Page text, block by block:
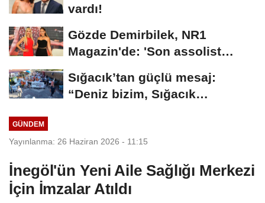
vardı!
Gözde Demirbilek, NR1
Magazin'de: 'Son assolist
Sığacık’tan güçlü mesaj:
“Deniz bizim, Sığacık
GÜNDEM
Yayınlanma: 26 Haziran 2026 - 11:15
İnegöl'ün Yeni Aile Sağlığı Merkezi
İçin İmzalar Atıldı